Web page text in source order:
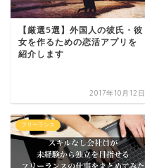
【厳選5選】外国人の彼氏・彼
女を作るための恋活アプリを
紹介します
2017年10月12日
フリーランス